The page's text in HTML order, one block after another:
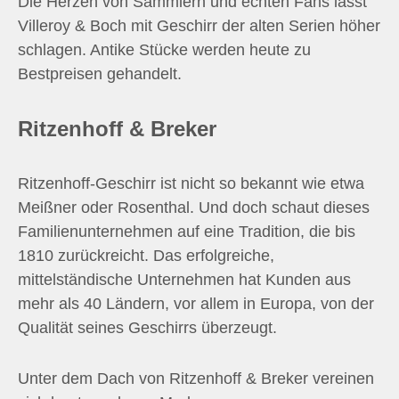
Villeroy & Boch mit Geschirr der alten Serien höher
schlagen. Antike Stücke werden heute zu
Bestpreisen gehandelt.
Ritzenhoff & Breker
Ritzenhoff-Geschirr ist nicht so bekannt wie etwa
Meißner oder Rosenthal. Und doch schaut dieses
Familienunternehmen auf eine Tradition, die bis
1810 zurückreicht. Das erfolgreiche,
mittelständische Unternehmen hat Kunden aus
mehr als 40 Ländern, vor allem in Europa, von der
Qualität seines Geschirrs überzeugt.
Unter dem Dach von Ritzenhoff & Breker vereinen